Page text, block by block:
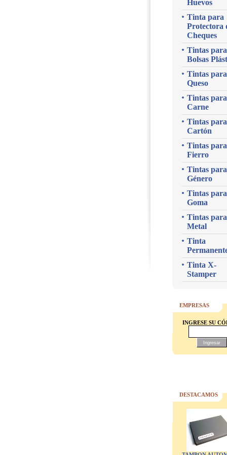
Huevos
Tinta para
Protectora
Cheques
Tintas para
Bolsas
Tintas para
Queso
Tintas para
Carne
Tintas para
Cartón
Tintas para
Fierro
Tintas para
Género
Tintas para
Goma
Tintas para
Metal
Tinta
Tinta X-
Stamper
EMPRESAS
INGRESE SU
DESTACAMOS